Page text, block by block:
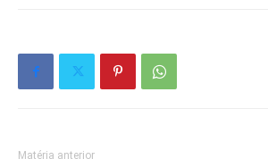
Matéria anterior